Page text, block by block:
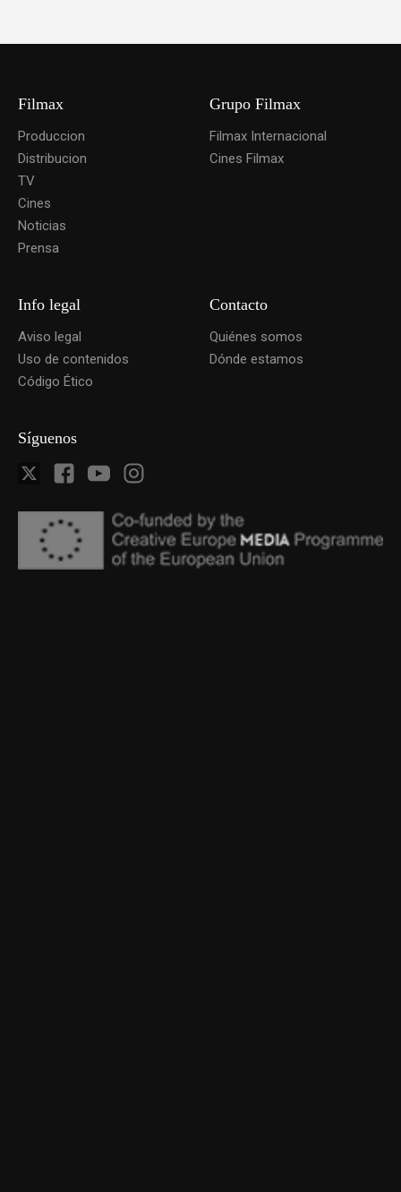
Filmax
Produccion
Distribucion
TV
Cines
Noticias
Prensa
Grupo Filmax
Filmax Internacional
Cines Filmax
Info legal
Aviso legal
Uso de contenidos
Código Ético
Contacto
Quiénes somos
Dónde estamos
Síguenos